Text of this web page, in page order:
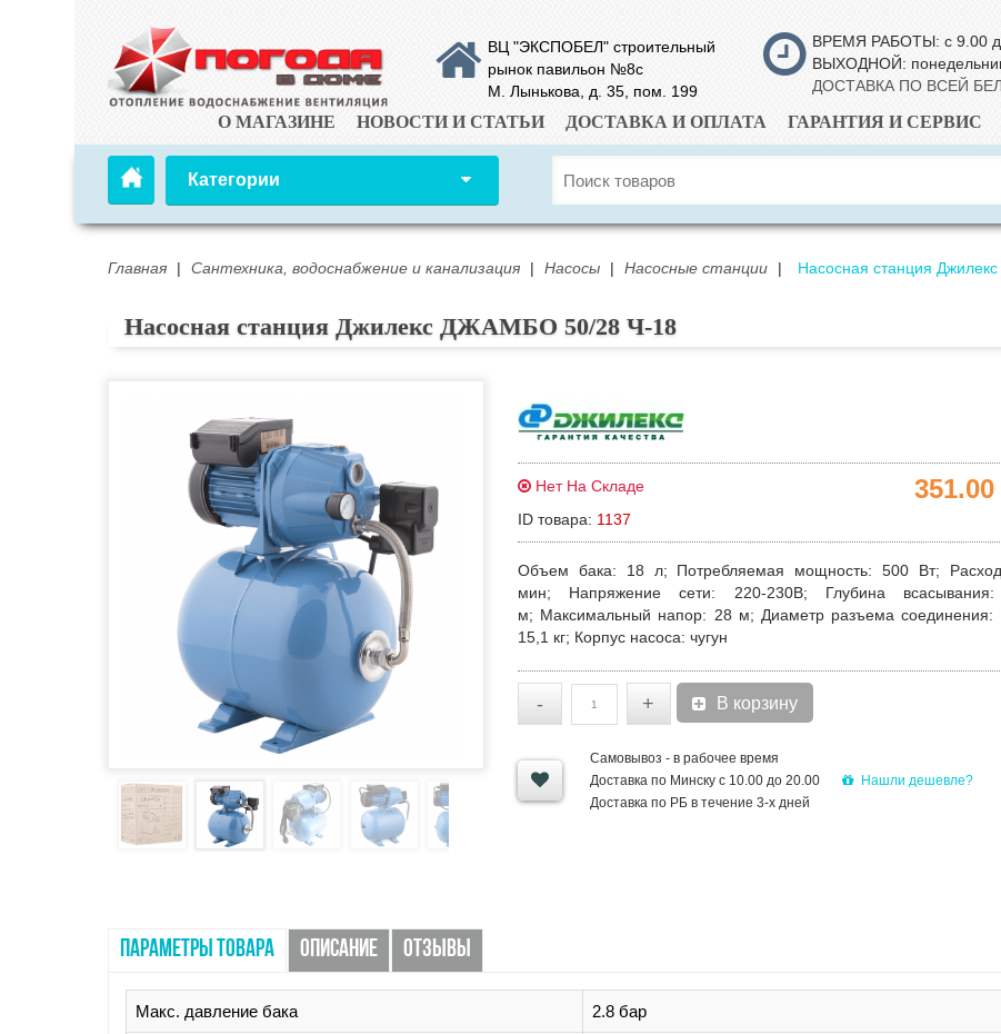
ВЦ "ЭКСПОБЕЛ" строительный
рынок павильон №8с
М. Лынькова, д. 35, пом. 199
ВРЕМЯ РАБОТЫ: с 9.00
ВЫХОДНОЙ:
ДОСТАВКА ПО ВСЕЙ
О МАГАЗИНЕ НОВОСТИ И СТАТЬИ ДОСТАВКА И ОПЛАТА ГАРАНТИЯ И СЕРВИС
Категории
Главная | Сантехника, водоснабжение и канализация | Насосы | Насосные станции | Насосная станция
Насосная станция Джилекс ДЖАМБО 50/28 Ч-18
Нет На Складе
ID товара: 1137
351.00
Объем бака: 18 л; Потребляемая мощность: 500 Вт;
мин; Напряжение сети: 220-230В; Глубина всасывания:
м; Максимальный напор: 28 м; Диаметр разъема соединения:
15,1 кг; Корпус насоса: чугун
- + В корзину
Самовывоз - в рабочее время
Доставка по Минску с 10.00 до 20.00
Доставка по РБ в течение 3-х дней
Нашли дешевле?
ПАРАМЕТРЫ ТОВАРА ОПИСАНИЕ ОТЗЫВЫ
Макс. давление бака 2.8 бар